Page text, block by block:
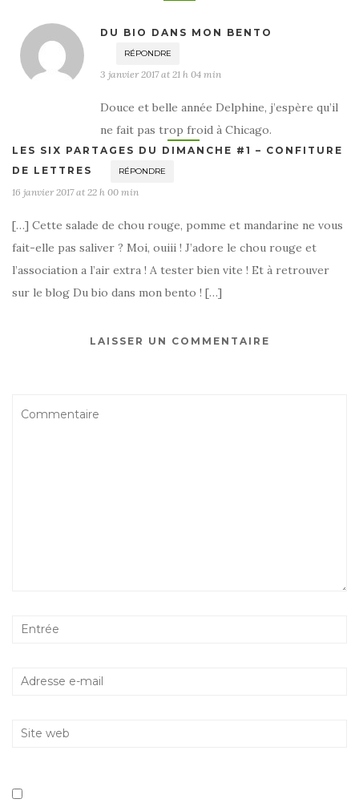
DU BIO DANS MON BENTO
RÉPONDRE
3 janvier 2017 at 21 h 04 min
Douce et belle année Delphine, j’espère qu’il
ne fait pas trop froid à Chicago.
LES SIX PARTAGES DU DIMANCHE #1 – CONFITURE
DE LETTRES
RÉPONDRE
16 janvier 2017 at 22 h 00 min
[…] Cette salade de chou rouge, pomme et mandarine ne vous
fait-elle pas saliver ? Moi, ouiii ! J’adore le chou rouge et
l’association a l’air extra ! A tester bien vite ! Et à retrouver
sur le blog Du bio dans mon bento ! […]
LAISSER UN COMMENTAIRE